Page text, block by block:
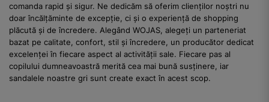
comanda rapid și sigur. Ne dedicăm să oferim clienților noștri nu
doar încălțăminte de excepție, ci și o experiență de shopping
plăcută și de încredere. Alegând WOJAS, alegeți un parteneriat
bazat pe calitate, confort, stil și încredere, un producător dedicat
excelenței în fiecare aspect al activității sale. Fiecare pas al
copilului dumneavoastră merită cea mai bună susținere, iar
sandalele noastre gri sunt create exact în acest scop.